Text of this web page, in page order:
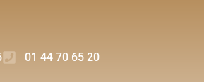
01 44 70 65 20